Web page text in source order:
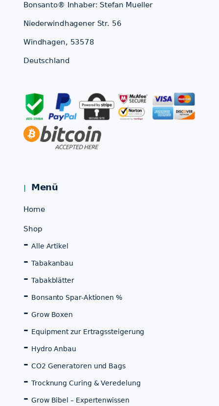
Bonsanto® Inhaber: Stefan Mueller
Niederwindhagener Str. 56
Windhagen, 53578
Deutschland
Menü
Home
Shop
Alle Artikel
Tabakanbau
Tabakblätter
Bonsanto Spar-Aktionen %
Grow Boxen
Equipment zur Ertragssteigerung
Hydro Anbau
CO2 Generatoren und Bags
Trocknung Curing & Veredelung
Grow Bibel – Expertenwissen